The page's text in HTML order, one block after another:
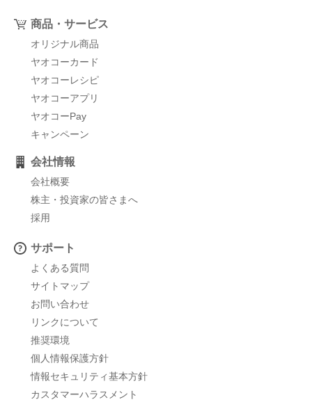
商品・サービス
オリジナル商品
ヤオコーカード
ヤオコーレシピ
ヤオコーアプリ
ヤオコーPay
キャンペーン
会社情報
会社概要
株主・投資家の皆さまへ
採用
サポート
よくある質問
サイトマップ
お問い合わせ
リンクについて
推奨環境
個人情報保護方針
情報セキュリティ基本方針
カスタマーハラスメント